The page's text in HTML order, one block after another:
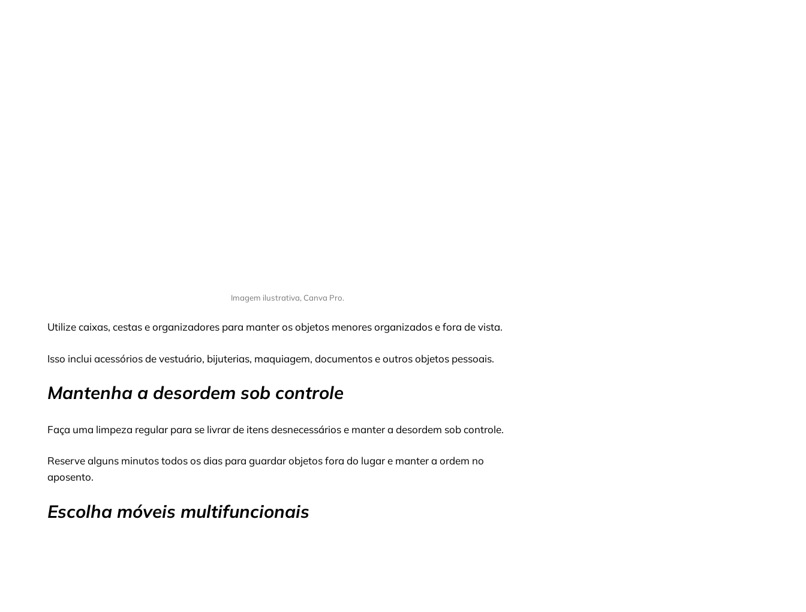
Imagem ilustrativa, Canva Pro.
Utilize caixas, cestas e organizadores para manter os objetos menores organizados e fora de vista.
Isso inclui acessórios de vestuário, bijuterias, maquiagem, documentos e outros objetos pessoais.
Mantenha a desordem sob controle
Faça uma limpeza regular para se livrar de itens desnecessários e manter a desordem sob controle.
Reserve alguns minutos todos os dias para guardar objetos fora do lugar e manter a ordem no
aposento.
Escolha móveis multifuncionais